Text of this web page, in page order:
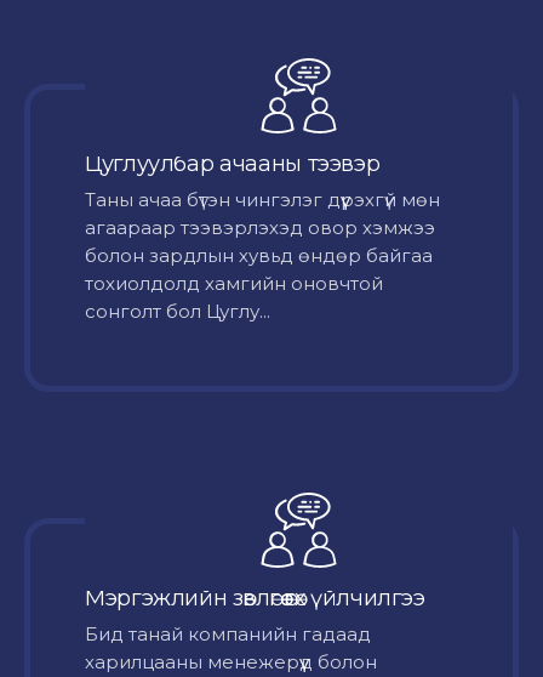
Цуглуулбар ачааны тээвэр
Таны ачаа бүтэн чингэлэг дүүрэхгүй мөн
агаараар тээвэрлэхэд овор хэмжээ
болон зардлын хувьд өндөр байгаа
тохиолдолд хамгийн оновчтой
сонголт бол Цуглу...
Мэргэжлийн зөвлөгөө өгөх үйлчилгээ
Бид танай компанийн гадаад
харилцааны менежерүүд болон